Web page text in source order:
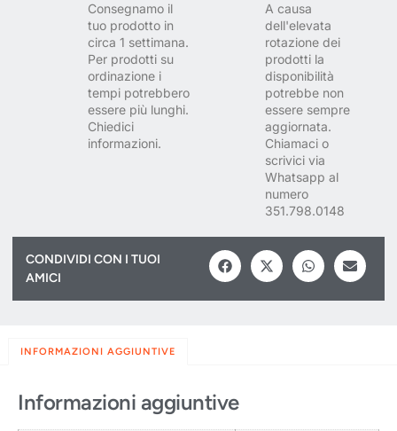
Consegnamo il
tuo prodotto in
circa 1 settimana.
Per prodotti su
ordinazione i
tempi potrebbero
essere più lunghi.
Chiedici
informazioni.
A causa
dell'elevata
rotazione dei
prodotti la
disponibilità
potrebbe non
essere sempre
aggiornata.
Chiamaci o
scrivici via
Whatsapp al
numero
351.798.0148
CONDIVIDI CON I TUOI
AMICI
INFORMAZIONI AGGIUNTIVE
Informazioni aggiuntive